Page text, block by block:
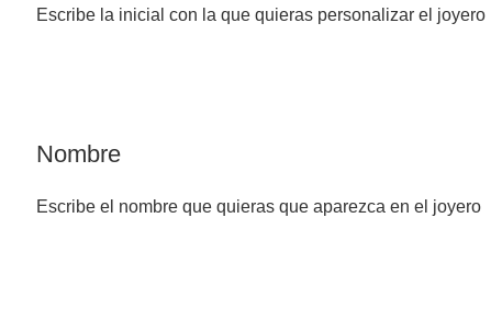
Escribe la inicial con la que quieras personalizar el joyero
Nombre
Escribe el nombre que quieras que aparezca en el joyero